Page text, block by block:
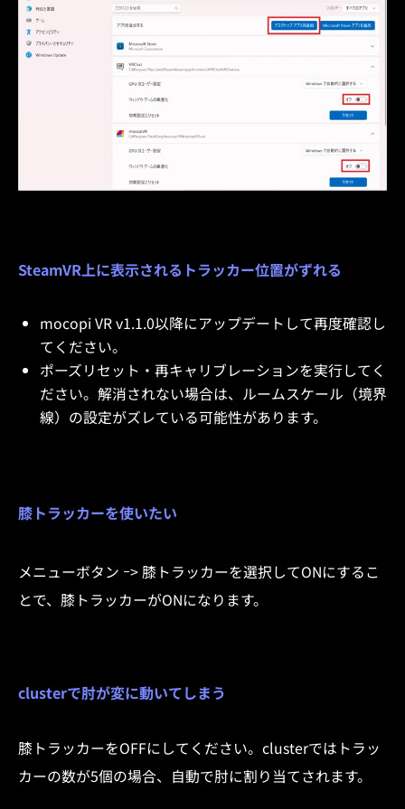
SteamVR上に表示されるトラッカー位置がずれる
mocopi VR v1.1.0以降にアップデートして再度確認し
てください。
ポーズリセット・再キャリブレーションを実行してく
ださい。解消されない場合は、ルームスケール（境界
線）の設定がズレている可能性があります。
膝トラッカーを使いたい
メニューボタン ｰ> 膝トラッカーを選択してONにするこ
とで、膝トラッカーがONになります。
clusterで肘が変に動いてしまう
膝トラッカーをOFFにしてください。clusterではトラッ
カーの数が5個の場合、自動で肘に割り当てされます。